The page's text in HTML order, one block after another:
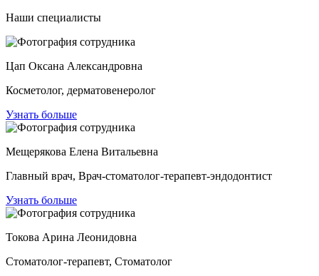
Наши специалисты
Цап Оксана Александровна
Косметолог, дерматовенеролог
Узнать больше
Мещерякова Елена Витальевна
Главный врач, Врач-стоматолог-терапевт-эндодонтист
Узнать больше
Токова Арина Леонидовна
Стоматолог-терапевт, Стоматолог